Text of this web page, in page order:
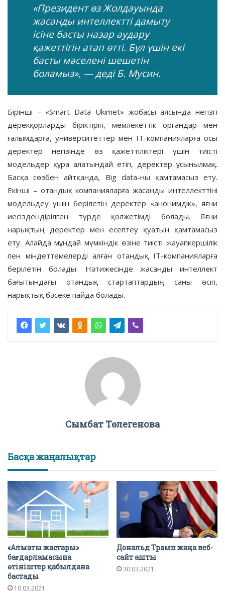
«Президент өз Жолдауында
жасанды интеллектті дамыту
ісіне басты назар аудару
қажеттігін атап өтті. Бұл үшін екі
басты мәселені шешетін
боламыз», — деді Б. Мусин.
Бірінші – «Smart Data Ukimet» жобасы аясында негізгі
дерекқорларды біріктіріп, мемлекеттік органдар мен
ғалымдарға, университеттер мен IT-компанияларға осы
деректер негізінде өз қажеттіліктері үшін тиісті
модельдер құра алатындай етіп, деректер ұсынылмақ.
Басқа сөзбен айтқанда, Big data-ны қамтамасыз ету.
Екінші – отандық компанияларға жасанды интеллекттіні
модельдеу үшін берілетін деректер «анонимдік», яғни
иесіздендірілген түрде қолжетімді болады. Яғни
нарықтың деректер мен есептеу қуатын қамтамасыз
ету. Алайда мұндай мүмкіндік өзіне тиісті жауапкершілік
пен міндеттемелерді алған отандық IT-компанияларға
берілетін болады. Нәтижесінде жасанды интеллект
бағытындағы отандық стартаптардың саны өсіп,
нарықтық бәсеке пайда болады.
Сымбат Төлегенова
Басқа жаңалықтар
«Алматы жастары»
бағдарламасына
өтініштер қабылдана
бастады
10.03.2021
Дональд Трамп жаңа веб-
сайт ашты
30.03.2021